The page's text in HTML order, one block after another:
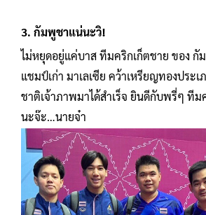
3. กัมพูชาแน่นะวิ!
ไม่หยุดอยู่แค่บาส ทีมคริกเก็ตชาย ของ กั
แชมป์เก่า มาเลเซีย คว้าเหรียญทองประ
ชาติเจ้าภาพมาได้สำเร็จ ยินดีกับพรี่ๆ ที
นะจ๊ะ…นายจ๋า